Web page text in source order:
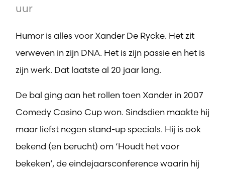
uur
Humor is alles voor Xander De Rycke. Het zit
verweven in zijn DNA. Het is zijn passie en het is
zijn werk. Dat laatste al 20 jaar lang.
De bal ging aan het rollen toen Xander in 2007
Comedy Casino Cup won. Sindsdien maakte hij
maar liefst negen stand-up specials. Hij is ook
bekend (en berucht) om ‘Houdt het voor
bekeken’, de eindejaarsconference waarin hij